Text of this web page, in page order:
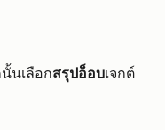
นเลือกสรุปอ็อบเจกต์